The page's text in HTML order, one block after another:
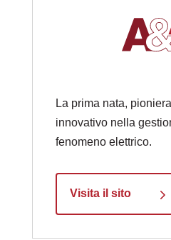
La prima nata,
innovativo nella
fenomeno elettrico.
Visita il sito